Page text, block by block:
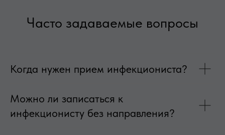
Часто задаваемые вопросы
Когда нужен прием инфекциониста?
Можно ли записаться к
инфекционисту без направления?